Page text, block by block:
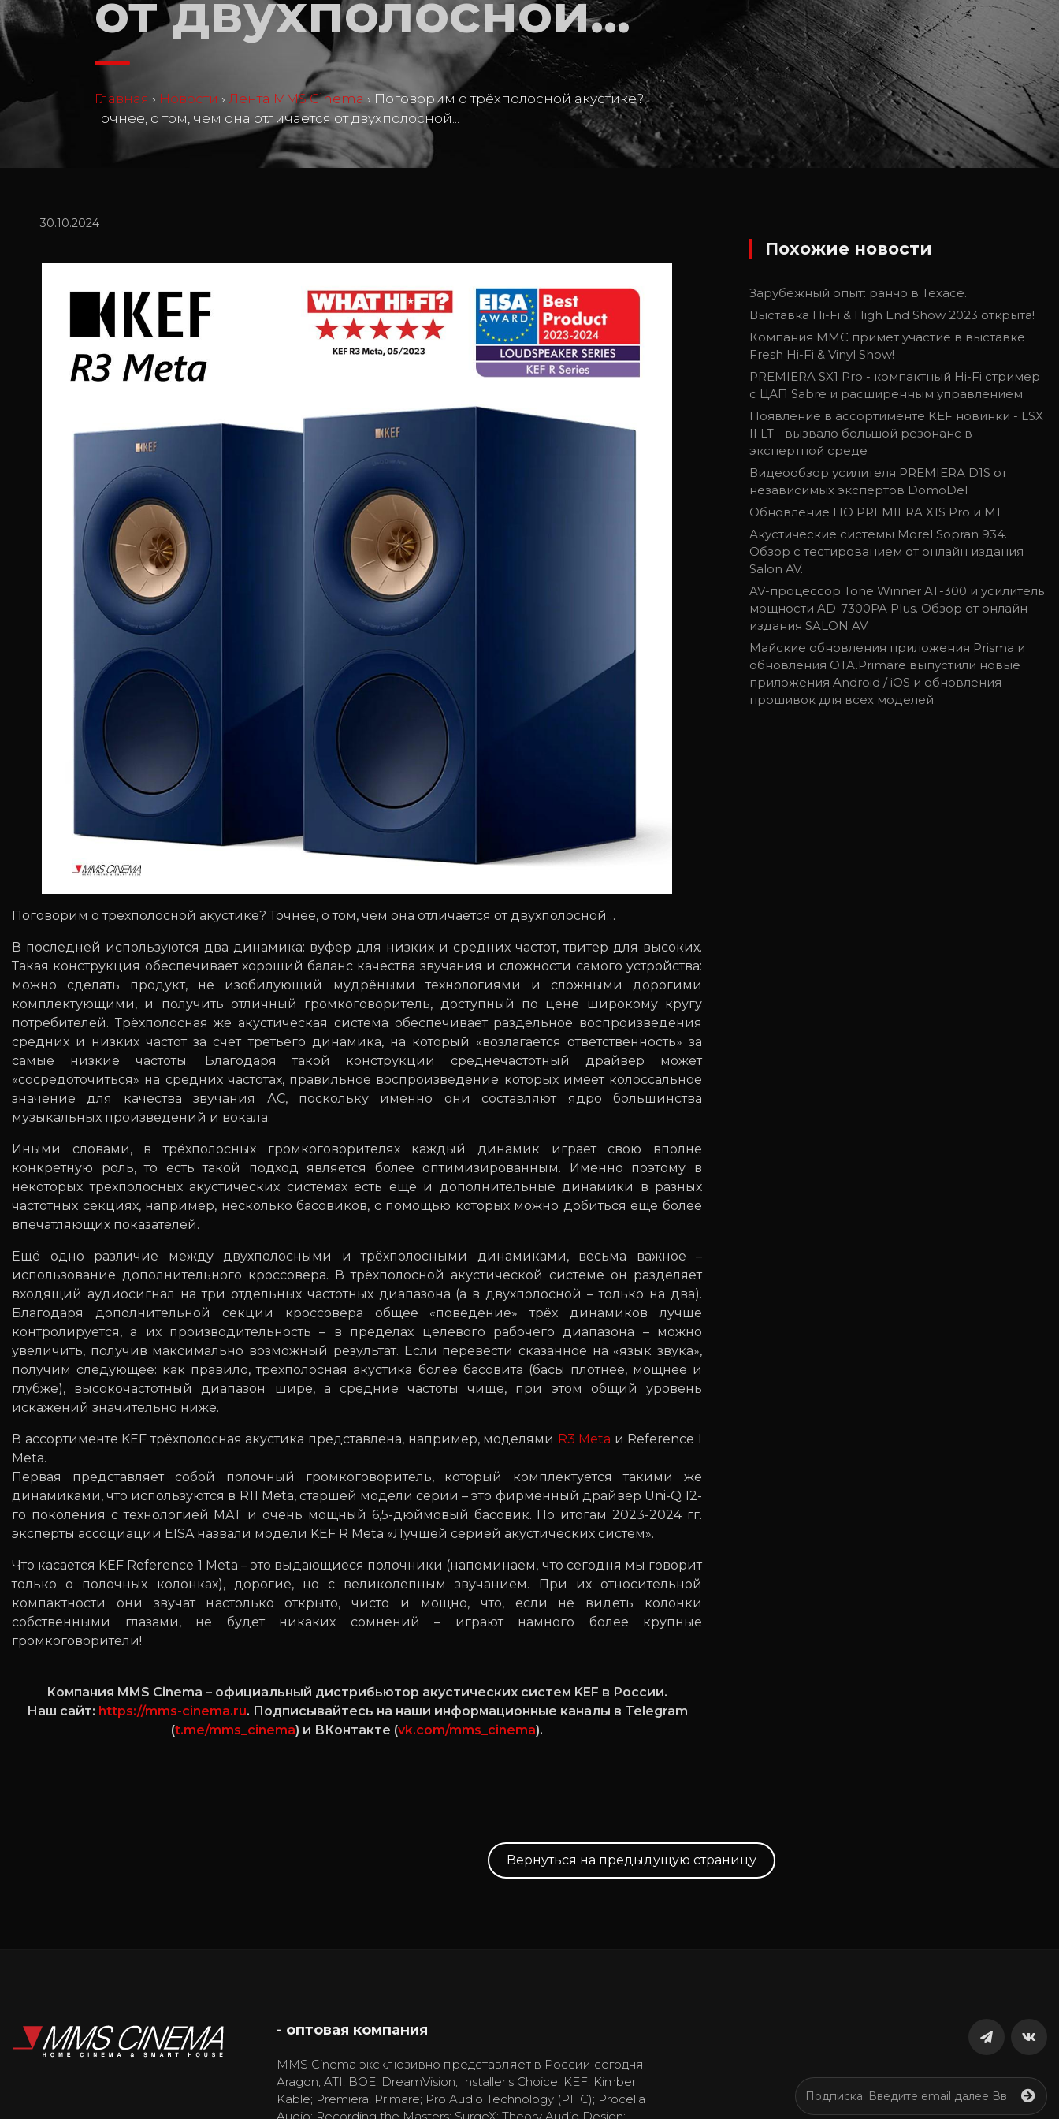
Главная › Новости › Лента MMS Cinema › Поговорим о трёхполосной акустике?
Точнее, о том, чем она отличается от двухполосной...
30.10.2024
Поговорим о трёхполосной акустике? Точнее, о том, чем она отличается от двухполосной…
В последней используются два динамика: вуфер для низких и средних частот, твитер для высоких.
Такая конструкция обеспечивает хороший баланс качества звучания и сложности самого устройства:
можно сделать продукт, не изобилующий мудрёными технологиями и сложными дорогими
комплектующими, и получить отличный громкоговоритель, доступный по цене широкому кругу
потребителей. Трёхполосная же акустическая система обеспечивает раздельное воспроизведения
средних и низких частот за счёт третьего динамика, на который «возлагается ответственность» за
самые низкие частоты. Благодаря такой конструкции среднечастотный драйвер может
«сосредоточиться» на средних частотах, правильное воспроизведение которых имеет колоссальное
значение для качества звучания АС, поскольку именно они составляют ядро ​​большинства
музыкальных произведений и вокала.
Иными словами, в трёхполосных громкоговорителях каждый динамик играет свою вполне
конкретную роль, то есть такой подход является более оптимизированным. Именно поэтому в
некоторых трёхполосных акустических системах есть ещё и дополнительные динамики в разных
частотных секциях, например, несколько басовиков, с помощью которых можно добиться ещё более
впечатляющих показателей.
Ещё одно различие между двухполосными и трёхполосными динамиками, весьма важное –
использование дополнительного кроссовера. В трёхполосной акустической системе он разделяет
входящий аудиосигнал на три отдельных частотных диапазона (а в двухполосной – только на два).
Благодаря дополнительной секции кроссовера общее «поведение» трёх динамиков лучше
контролируется, а их производительность – в пределах целевого рабочего диапазона – можно
увеличить, получив максимально возможный результат. Если перевести сказанное на «язык звука»,
получим следующее: как правило, трёхполосная акустика более басовита (басы плотнее, мощнее и
глубже), высокочастотный диапазон шире, а средние частоты чище, при этом общий уровень
искажений значительно ниже.
В ассортименте KEF трёхполосная акустика представлена, например, моделями R3 Meta и Reference I
Meta.
Первая представляет собой полочный громкоговоритель, который комплектуется такими же
динамиками, что используются в R11 Meta, старшей модели серии – это фирменный драйвер Uni-Q 12-
го поколения с технологией MAT и очень мощный 6,5-дюймовый басовик. По итогам 2023-2024 гг.
эксперты ассоциации EISA назвали модели KEF R Meta «Лучшей серией акустических систем».
Что касается KEF Reference 1 Meta – это выдающиеся полочники (напоминаем, что сегодня мы говорит
только о полочных колонках), дорогие, но с великолепным звучанием. При их относительной
компактности они звучат настолько открыто, чисто и мощно, что, если не видеть колонки
собственными глазами, не будет никаких сомнений – играют намного более крупные
громкоговорители!
Компания MMS Cinema – официальный дистрибьютор акустических систем KEF в России.
Наш сайт: https://mms-cinema.ru. Подписывайтесь на наши информационные каналы в Telegram
(t.me/mms_cinema) и ВКонтакте (vk.com/mms_cinema).
Вернуться на предыдущую страницу
Похожие новости
Зарубежный опыт: ранчо в Техасе.
Выставка Hi-Fi & High End Show 2023 открыта!
Компания ММС примет участие в выставке
Fresh Hi-Fi & Vinyl Show!
PREMIERA SX1 Pro - компактный Hi-Fi стример
с ЦАП Sabre и расширенным управлением
Появление в ассортименте KEF новинки - LSX
II LT - вызвало большой резонанс в
экспертной среде
Видеообзор усилителя PREMIERA D1S от
независимых экспертов DomoDel
Обновление ПО PREMIERA X1S Pro и M1
Акустические системы Morel Sopran 934.
Обзор с тестированием от онлайн издания
Salon AV.
AV-процессор Tone Winner AT-300 и усилитель
мощности AD-7300PA Plus. Обзор от онлайн
издания SALON AV.
Майские обновления приложения Prisma и
обновления OTA.Primare выпустили новые
приложения Android / iOS и обновления
прошивок для всех моделей.
- оптовая компания
MMS Cinema эксклюзивно представляет в России сегодня:
Aragon; ATI; BOE; DreamVision; Installer's Choice; KEF; Kimber
Kable; Premiera; Primare; Pro Audio Technology (PHC); Procella
Audio; Recording the Masters; SurgeX; Theory Audio Design;